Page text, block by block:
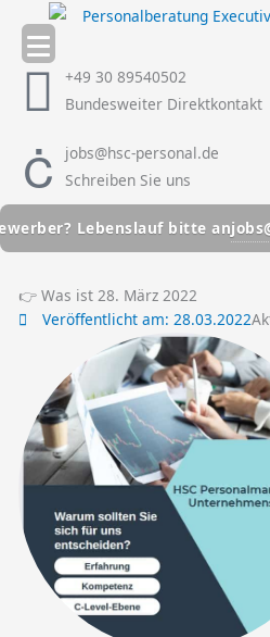
Inhalt
springen +49 30 89540502
Bundesweiter Direktkontakt
jobs@hsc-personal.de
Schreiben Sie uns
Lebenslauf bitte an
👉 Was ist 28. März 2022
Veröffentlicht am:28.03.2022